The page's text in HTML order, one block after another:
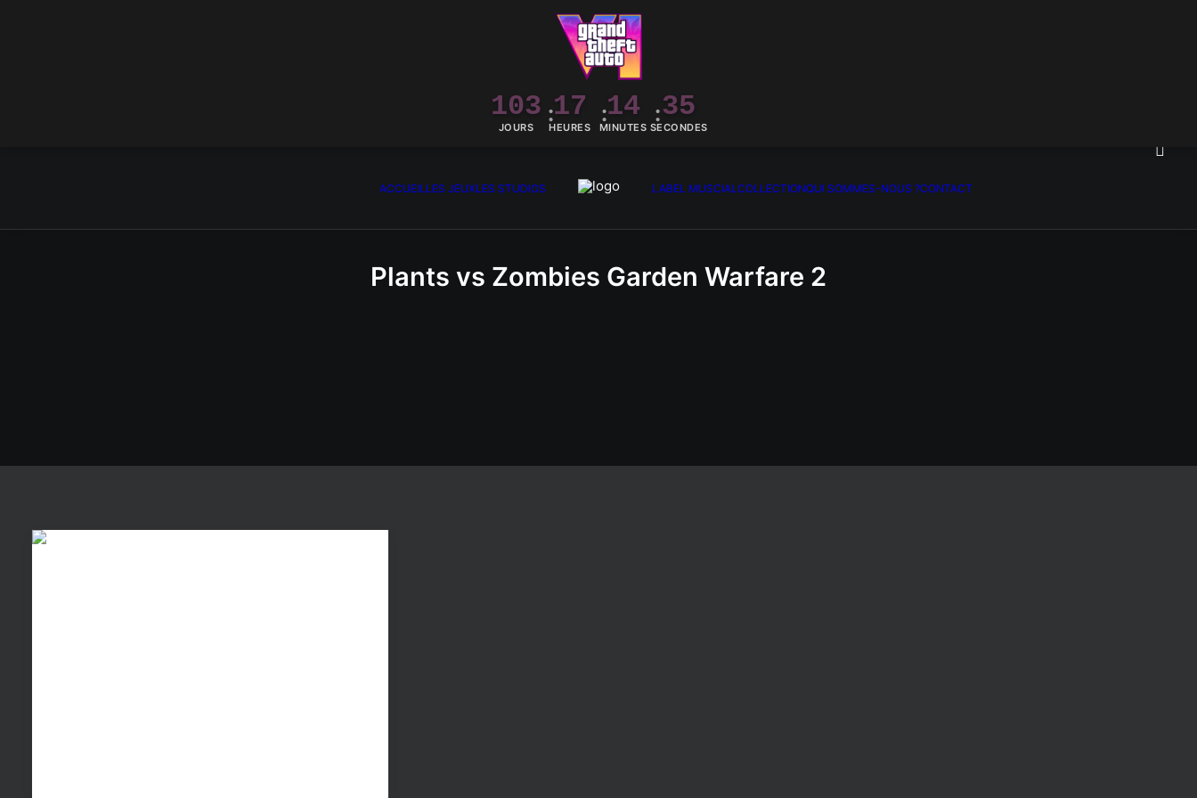
103
JOURS
17
HEURES
14
MINUTES
35
SECONDES
ACCUEILLES JEUXLES STUDIOS LABEL MUSCIALCOLLECTIONQUI SOMMES-NOUS ?CONTACT
Plants vs Zombies Garden Warfare 2